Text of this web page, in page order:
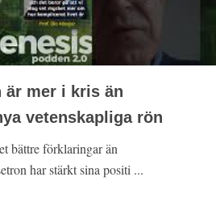
är mer i kris än
vetenskapliga rön
bättre förklaringar än
har stärkt sina positi ...